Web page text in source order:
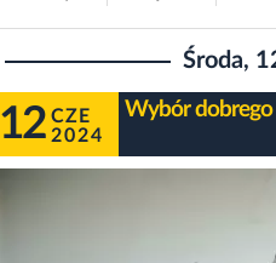
Środa,
12 CZE
2024
Wybór dobrego